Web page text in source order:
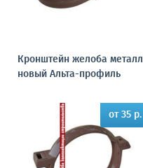
Кронштейн желоба металл
новый Альта-профиль
от 35 р.